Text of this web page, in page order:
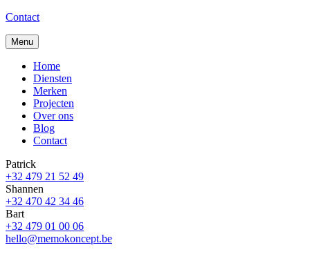
Contact
Menu
Home
Diensten
Merken
Projecten
Over ons
Blog
Contact
Patrick
+32 479 21 52 49
Shannen
+32 470 42 34 46
Bart
+32 479 01 00 06
hello@memokoncept.be